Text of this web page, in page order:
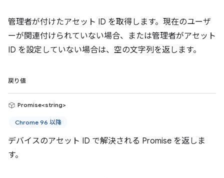
管理者が付けたアセット ID を取得します。現在のユーザ
ーが関連付けられていない場合、または管理者がアセット
ID を設定していない場合は、空の文字列を返します。
戻り値
Promise<string>
Chrome 96 以降
デバイスのアセット ID で解決される Promise を返しま
す。